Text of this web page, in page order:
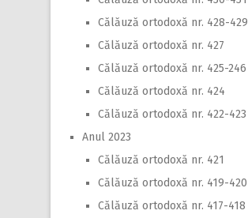
Călăuză ortodoxă nr. 428-429
Călăuză ortodoxă nr. 427
Călăuză ortodoxă nr. 425-246
Călăuză ortodoxă nr. 424
Călăuză ortodoxă nr. 422-423
Anul 2023
Călăuză ortodoxă nr. 421
Călăuză ortodoxă nr. 419-420
Călăuză ortodoxă nr. 417-418